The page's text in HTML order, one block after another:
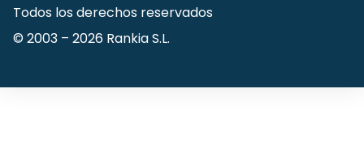
Todos los derechos reservados
© 2003 – 2026 Rankia S.L.